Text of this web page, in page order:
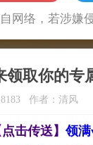
网络，若涉嫌
领取你的专
作者：清风
点击传送】 领